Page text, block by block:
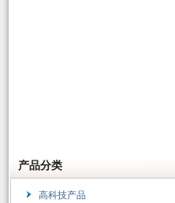
产品分类
高科技产品